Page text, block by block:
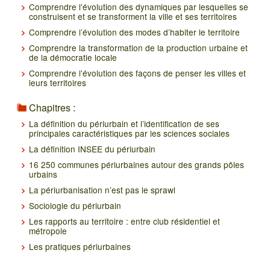
Comprendre l’évolution des dynamiques par lesquelles se
construisent et se transforment la ville et ses territoires
Comprendre l’évolution des modes d’habiter le territoire
Comprendre la transformation de la production urbaine et
de la démocratie locale
Comprendre l’évolution des façons de penser les villes et
leurs territoires
Chapitres :
La définition du périurbain et l’identification de ses
principales caractéristiques par les sciences sociales
La définition INSEE du périurbain
16 250 communes périurbaines autour des grands pôles
urbains
La périurbanisation n’est pas le sprawl
Sociologie du périurbain
Les rapports au territoire : entre club résidentiel et
métropole
Les pratiques périurbaines